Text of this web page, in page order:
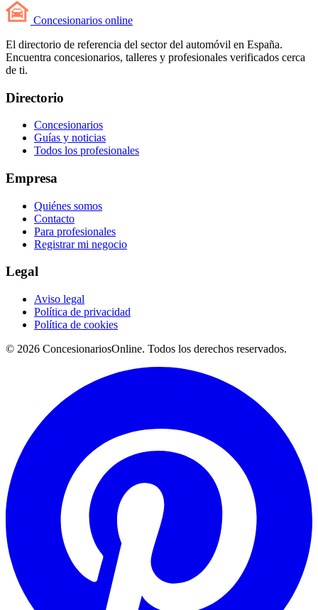
Concesionarios online
El directorio de referencia del sector del automóvil en España.
Encuentra concesionarios, talleres y profesionales verificados cerca
de ti.
Directorio
Concesionarios
Guías y noticias
Todos los profesionales
Empresa
Quiénes somos
Contacto
Para profesionales
Registrar mi negocio
Legal
Aviso legal
Política de privacidad
Política de cookies
© 2026 ConcesionariosOnline. Todos los derechos reservados.